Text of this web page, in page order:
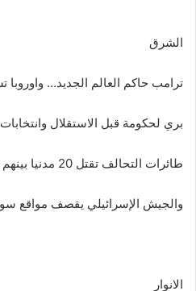
الشرق
ترامب حاكم العالم الجديد… واوروبا
بري لحكومة قبل الاستقلال
طائرات التحالف تقتل 20 مدنيا بينهم نساء وطفلان قرب الرقة
والجيش الإسرائيلي يقصف مواقع
الانوار